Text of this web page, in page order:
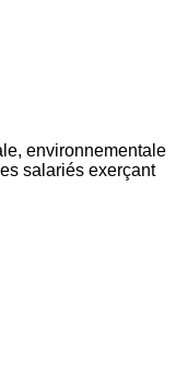
environnementale
salariés exerçant